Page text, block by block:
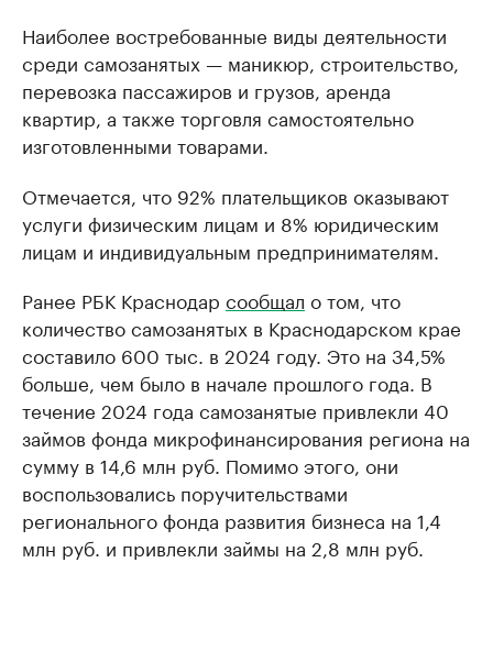
Наиболее востребованные виды деятельности
среди самозанятых — маникюр, строительство,
перевозка пассажиров и грузов, аренда
квартир, а также торговля самостоятельно
изготовленными товарами.
Отмечается, что 92% плательщиков оказывают
услуги физическим лицам и 8% юридическим
лицам и индивидуальным предпринимателям.
Ранее РБК Краснодар сообщал о том, что
количество самозанятых в Краснодарском крае
составило 600 тыс. в 2024 году. Это на 34,5%
больше, чем было в начале прошлого года. В
течение 2024 года самозанятые привлекли 40
займов фонда микрофинансирования региона на
сумму в 14,6 млн руб. Помимо этого, они
воспользовались поручительствами
регионального фонда развития бизнеса на 1,4
млн руб. и привлекли займы на 2,8 млн руб.